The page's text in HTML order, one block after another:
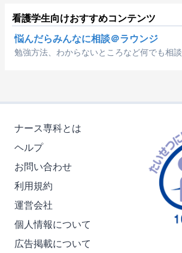
看護学生向けおすすめコンテンツ
悩んだらみんなに相談＠ラウンジ
勉強方法、わからないところなど何でも相談
ナース専科とは
ヘルプ
お問い合わせ
利用規約
運営会社
個人情報について
広告掲載について